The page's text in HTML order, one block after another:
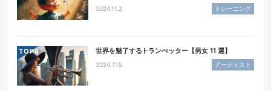
2024.11.2 トレーニング
TOP 世界を魅了するトランぺッター【男女 11 選】
2024.7.15 アーティスト